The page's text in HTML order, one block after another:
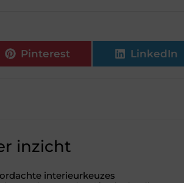
Pinterest LinkedIn
inzicht
interieurkeuzes